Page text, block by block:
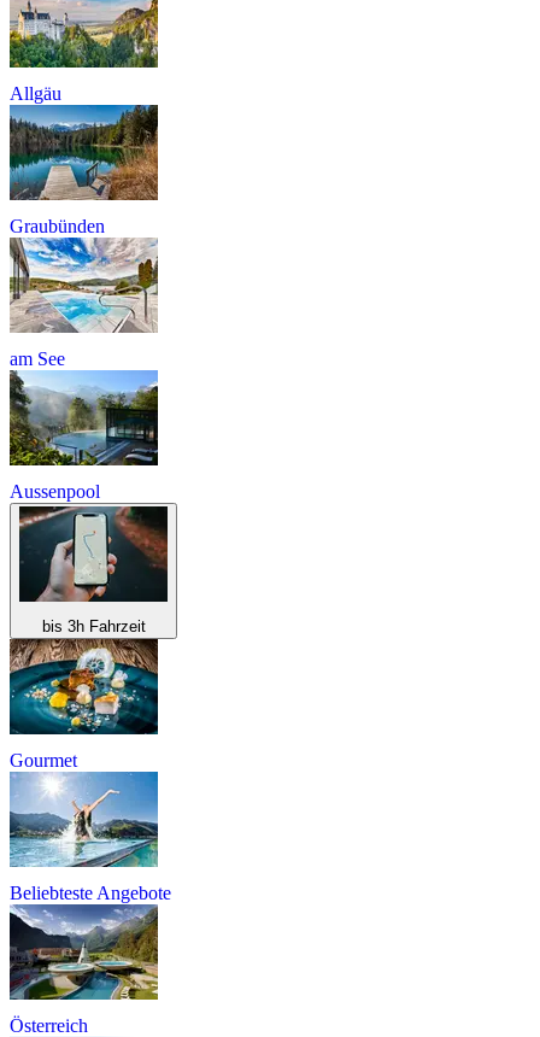
Allgäu
Graubünden
am See
Aussenpool
bis 3h Fahrzeit
Gourmet
Beliebteste Angebote
Österreich